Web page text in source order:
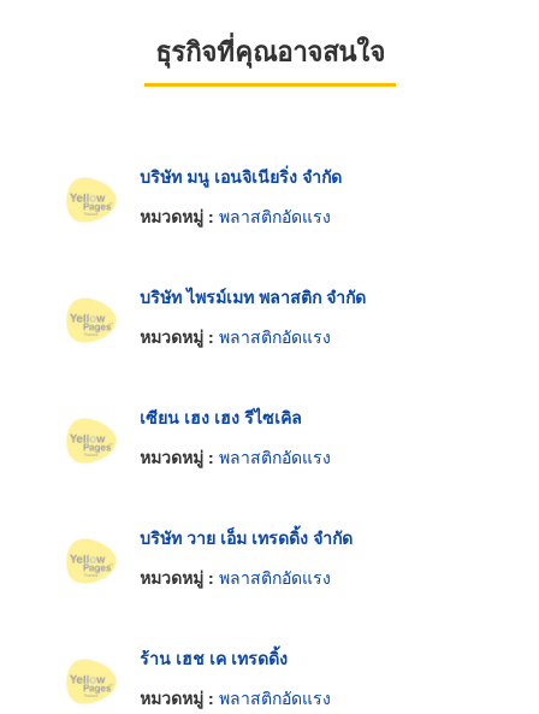
ธุรกิจที่คุณอาจสนใจ
บริษัท มนู เอนจิเนียริ่ง จำกัด
หมวดหมู่ : พลาสติกอัดแรง
บริษัท ไพรม์เมท พลาสติก จำกัด
หมวดหมู่ : พลาสติกอัดแรง
เซียน เฮง เฮง รีไซเคิล
หมวดหมู่ : พลาสติกอัดแรง
บริษัท วาย เอ็ม เทรดดิ้ง จำกัด
หมวดหมู่ : พลาสติกอัดแรง
ร้าน เฮช เค เทรดดิ้ง
หมวดหมู่ : พลาสติกอัดแรง